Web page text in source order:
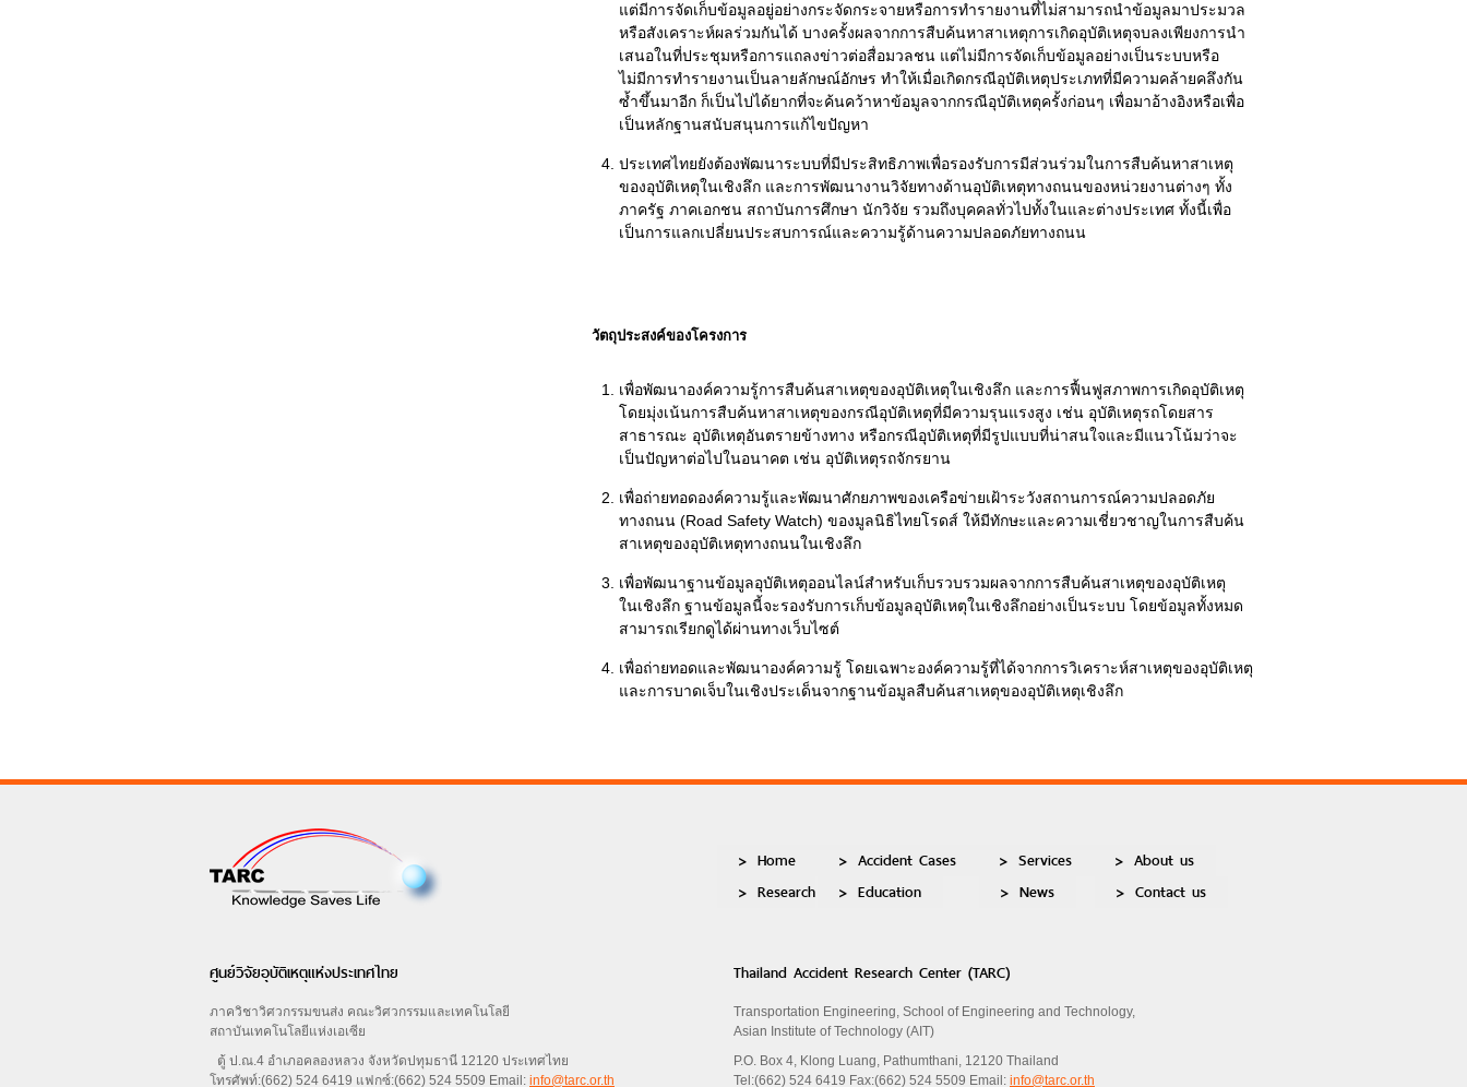
แต่มีการจัดเก็บข้อมูลอยู่อย่างกระจัดกระจายหรือการทำรายงานที่ไม่สามารถนำข้อมูลมาประมวล
หรือสังเคราะห์ผลร่วมกันได้ บางครั้งผลจากการสืบค้นหาสาเหตุการเกิดอุบัติเหตุจบลงเพียงการนำ
เสนอในที่ประชุมหรือการแถลงข่าวต่อสื่อมวลชน แต่ไม่มีการจัดเก็บข้อมูลอย่างเป็นระบบหรือ
ไม่มีการทำรายงานเป็นลายลักษณ์อักษร ทำให้เมื่อเกิดกรณีอุบัติเหตุประเภทที่มีความคล้ายคลึงกัน
ซ้ำขึ้นมาอีก ก็เป็นไปได้ยากที่จะค้นคว้าหาข้อมูลจากกรณีอุบัติเหตุครั้งก่อนๆ เพื่อมาอ้างอิงหรือเพื่อ
เป็นหลักฐานสนับสนุนการแก้ไขปัญหา
ประเทศไทยยังต้องพัฒนาระบบที่มีประสิทธิภาพเพื่อรองรับการมีส่วนร่วมในการสืบค้นหาสาเหตุ
ของอุบัติเหตุในเชิงลึก และการพัฒนางานวิจัยทางด้านอุบัติเหตุทางถนนของหน่วยงานต่างๆ ทั้ง
ภาครัฐ ภาคเอกชน สถาบันการศึกษา นักวิจัย รวมถึงบุคคลทั่วไปทั้งในและต่างประเทศ ทั้งนี้เพื่อ
เป็นการแลกเปลี่ยนประสบการณ์และความรู้ด้านความปลอดภัยทางถนน
วัตถุประสงค์ของโครงการ
เพื่อพัฒนาองค์ความรู้การสืบค้นสาเหตุของอุบัติเหตุในเชิงลึก และการฟื้นฟูสภาพการเกิดอุบัติเหตุ
โดยมุ่งเน้นการสืบค้นหาสาเหตุของกรณีอุบัติเหตุที่มีความรุนแรงสูง เช่น อุบัติเหตุรถโดยสาร
สาธารณะ อุบัติเหตุอันตรายข้างทาง หรือกรณีอุบัติเหตุที่มีรูปแบบที่น่าสนใจและมีแนวโน้มว่าจะ
เป็นปัญหาต่อไปในอนาคต เช่น อุบัติเหตุรถจักรยาน
เพื่อถ่ายทอดองค์ความรู้และพัฒนาศักยภาพของเครือข่ายเฝ้าระวังสถานการณ์ความปลอดภัย
ทางถนน (Road Safety Watch) ของมูลนิธิไทยโรดส์ ให้มีทักษะและความเชี่ยวชาญในการสืบค้น
สาเหตุของอุบัติเหตุทางถนนในเชิงลึก
เพื่อพัฒนาฐานข้อมูลอุบัติเหตุออนไลน์สำหรับเก็บรวบรวมผลจากการสืบค้นสาเหตุของอุบัติเหตุ
ในเชิงลึก ฐานข้อมูลนี้จะรองรับการเก็บข้อมูลอุบัติเหตุในเชิงลึกอย่างเป็นระบบ โดยข้อมูลทั้งหมด
สามารถเรียกดูได้ผ่านทางเว็บไซต์
เพื่อถ่ายทอดและพัฒนาองค์ความรู้ โดยเฉพาะองค์ความรู้ที่ได้จากการวิเคราะห์สาเหตุของอุบัติเหตุ
และการบาดเจ็บในเชิงประเด็นจากฐานข้อมูลสืบค้นสาเหตุของอุบัติเหตุเชิงลึก
Home Accident Cases Services
About us
Research
Education News Contact us
ศูนย์วิจัยอุบัติเหตุแห่งประเทศไทย
ภาควิชาวิศวกรรมขนส่ง คณะวิศวกรรมและเทคโนโลยี
สถาบันเทคโนโลยีแห่งเอเซีย
ตู้ ป.ณ.4 อำเภอคลองหลวง จังหวัดปทุมธานี 12120 ประเทศไทย
โทรศัพท์:(662) 524 6419 แฟกซ์:(662) 524 5509 Email: info@tarc.or.th
Thailand Accident Research Center (TARC)
Transportation Engineering, School of Engineering and Technology,
Asian Institute of Technology (AIT)
P.O. Box 4, Klong Luang, Pathumthani, 12120 Thailand
Tel:(662) 524 6419 Fax:(662) 524 5509 Email: info@tarc.or.th